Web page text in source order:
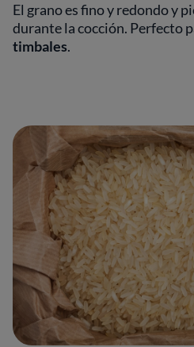
El grano es fino y redondo y
durante la cocción. Perfecto
timbales.